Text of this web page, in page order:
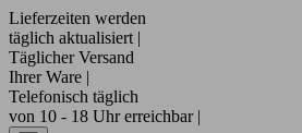
Lieferzeiten werden
täglich aktualisiert |
Täglicher Versand
Ihrer Ware |
Telefonisch täglich
von 10 - 18 Uhr erreichbar |